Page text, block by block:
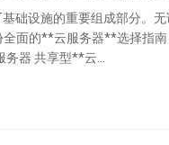
础设施的重要组成部分。
面的**云服务器**选择指
## 了解不同类型的云服务器 ### 1. 共享型云服务器 共享型**云...